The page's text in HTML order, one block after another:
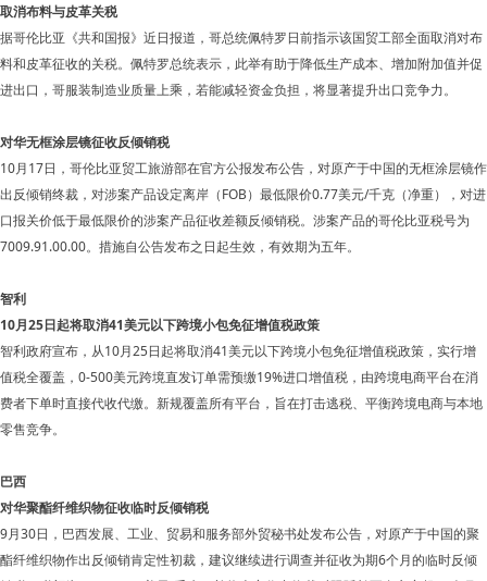
取消布料与皮革关税
据哥伦比亚《共和国报》近日报道，哥总统佩特罗日前指示该国贸工部全面取消对布
料和皮革征收的关税。佩特罗总统表示，此举有助于降低生产成本、增加附加值并促
进出口，哥服装制造业质量上乘，若能减轻资金负担，将显著提升出口竞争力。
对华无框涂层镜征收反倾销税
10月17日，哥伦比亚贸工旅游部在官方公报发布公告，对原产于中国的无框涂层镜作
出反倾销终裁，对涉案产品设定离岸（FOB）最低限价0.77美元/千克（净重），对进
口报关价低于最低限价的涉案产品征收差额反倾销税。涉案产品的哥伦比亚税号为
7009.91.00.00。措施自公告发布之日起生效，有效期为五年。
智利
10月25日起将取消41美元以下跨境小包免征增值税政策
智利政府宣布，从10月25日起将取消41美元以下跨境小包免征增值税政策，实行增
值税全覆盖，0-500美元跨境直发订单需预缴19%进口增值税，由跨境电商平台在消
费者下单时直接代收代缴。新规覆盖所有平台，旨在打击逃税、平衡跨境电商与本地
零售竞争。
巴西
对华聚酯纤维织物征收临时反倾销税
9月30日，巴西发展、工业、贸易和服务部外贸秘书处发布公告，对原产于中国的聚
酯纤维织物作出反倾销肯定性初裁，建议继续进行调查并征收为期6个月的临时反倾